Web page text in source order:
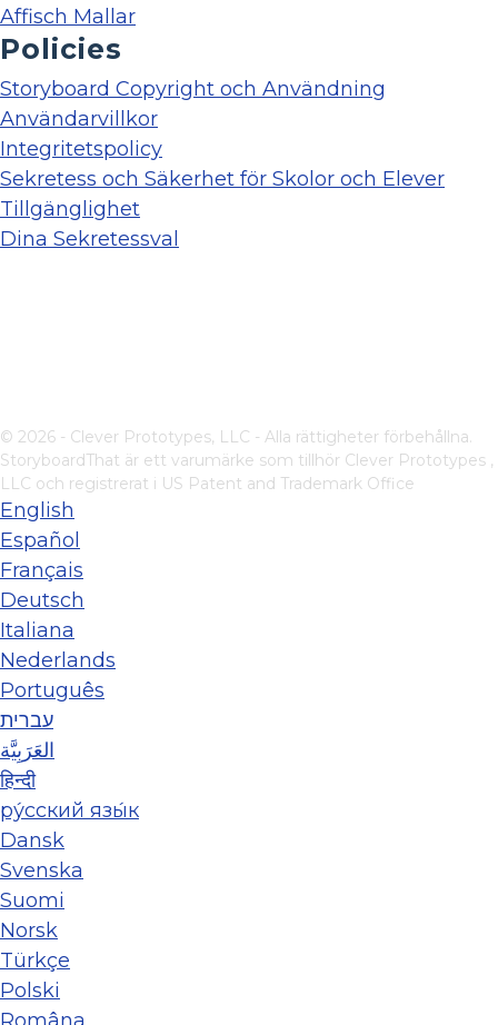
Affisch Mallar
Policies
Storyboard Copyright och Användning
Användarvillkor
Integritetspolicy
Sekretess och Säkerhet för Skolor och Elever
Tillgänglighet
Dina Sekretessval
© 2026 - Clever Prototypes, LLC - Alla rättigheter förbehållna.
StoryboardThat är ett varumärke som tillhör Clever Prototypes ,
LLC och registrerat i US Patent and Trademark Office
English
Español
Français
Deutsch
Italiana
Nederlands
Português
עברית
العَرَبِيَّة
हिन्दी
ру́сский язы́к
Dansk
Svenska
Suomi
Norsk
Türkçe
Polski
Româna